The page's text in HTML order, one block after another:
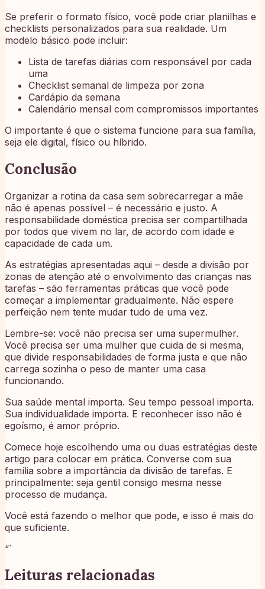
Se preferir o formato físico, você pode criar planilhas e
checklists personalizados para sua realidade. Um
modelo básico pode incluir:
Lista de tarefas diárias com responsável por cada
uma
Checklist semanal de limpeza por zona
Cardápio da semana
Calendário mensal com compromissos importantes
O importante é que o sistema funcione para sua família,
seja ele digital, físico ou híbrido.
Conclusão
Organizar a rotina da casa sem sobrecarregar a mãe
não é apenas possível – é necessário e justo. A
responsabilidade doméstica precisa ser compartilhada
por todos que vivem no lar, de acordo com idade e
capacidade de cada um.
As estratégias apresentadas aqui – desde a divisão por
zonas de atenção até o envolvimento das crianças nas
tarefas – são ferramentas práticas que você pode
começar a implementar gradualmente. Não espere
perfeição nem tente mudar tudo de uma vez.
Lembre-se: você não precisa ser uma supermulher.
Você precisa ser uma mulher que cuida de si mesma,
que divide responsabilidades de forma justa e que não
carrega sozinha o peso de manter uma casa
funcionando.
Sua saúde mental importa. Seu tempo pessoal importa.
Sua individualidade importa. E reconhecer isso não é
egoísmo, é amor próprio.
Comece hoje escolhendo uma ou duas estratégias deste
artigo para colocar em prática. Converse com sua
família sobre a importância da divisão de tarefas. E
principalmente: seja gentil consigo mesma nesse
processo de mudança.
Você está fazendo o melhor que pode, e isso é mais do
que suficiente.
“`
Leituras relacionadas